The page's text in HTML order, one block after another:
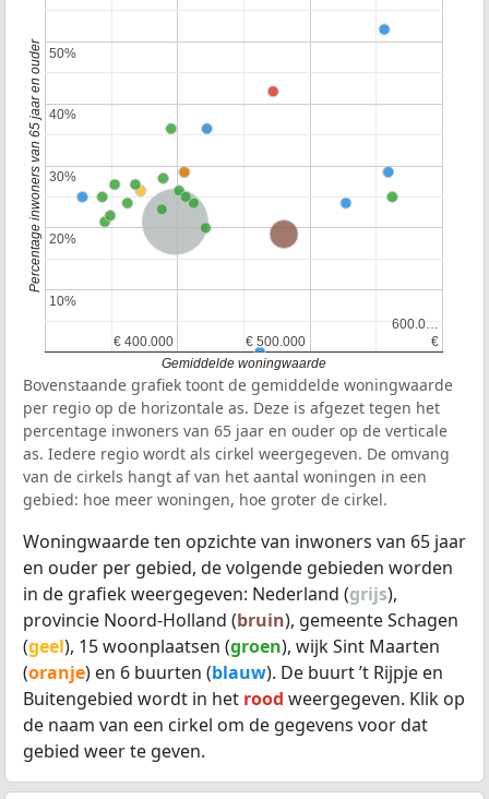
Nederland
Provincie Noord-Holland
€ 400.000
€ 400.000 € 500.000
€ 500.000 €
€
600.0…
600.0…
10%
10%
20%
20%
30%
30%
40%
40%
50%
50%
Gemiddelde woningwaarde
Percentage inwoners van 65 jaar en ouder
Bovenstaande grafiek toont de gemiddelde woningwaarde
per regio op de horizontale as. Deze is afgezet tegen het
percentage inwoners van 65 jaar en ouder op de verticale
as. Iedere regio wordt als cirkel weergegeven. De omvang
van de cirkels hangt af van het aantal woningen in een
gebied: hoe meer woningen, hoe groter de cirkel.
Woningwaarde ten opzichte van inwoners van 65 jaar
en ouder per gebied, de volgende gebieden worden
in de grafiek weergegeven: Nederland (grijs),
provincie Noord-Holland (bruin), gemeente Schagen
(geel), 15 woonplaatsen (groen), wijk Sint Maarten
(oranje) en 6 buurten (blauw). De buurt ’t Rijpje en
Buitengebied wordt in het rood weergegeven. Klik op
de naam van een cirkel om de gegevens voor dat
gebied weer te geven.